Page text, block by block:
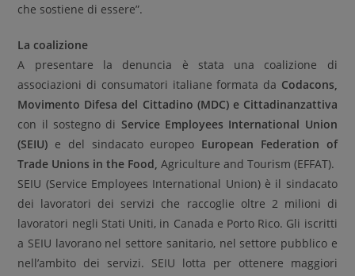
che sostiene di essere”.
La coalizione
A presentare la denuncia è stata una coalizione di
associazioni di consumatori italiane formata da Codacons,
Movimento Difesa del Cittadino (MDC) e Cittadinanzattiva
con il sostegno di Service Employees International Union
(SEIU) e del sindacato europeo European Federation of
Trade Unions in the Food, Agriculture and Tourism (EFFAT).
SEIU (Service Employees International Union) è il sindacato
dei lavoratori dei servizi che raccoglie oltre 2 milioni di
lavoratori negli Stati Uniti, in Canada e Porto Rico. Gli iscritti
a SEIU lavorano nel settore sanitario, nel settore pubblico e
nell’ambito dei servizi. SEIU lotta per ottenere maggiori